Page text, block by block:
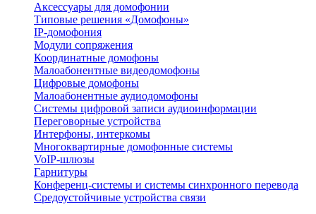
Аксессуары для домофонии
Типовые решения «Домофоны»
IP-домофония
Модули сопряжения
Координатные домофоны
Малоабонентные видеодомофоны
Цифровые домофоны
Малоабонентные аудиодомофоны
Системы цифровой записи аудиоинформации
Переговорные устройства
Интерфоны, интеркомы
Многоквартирные домофонные системы
VoIP-шлюзы
Гарнитуры
Конференц-системы и системы синхронного перевода
Средоустойчивые устройства связи